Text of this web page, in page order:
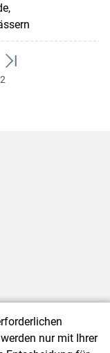
zum
|Barrierefreiheit|
nur mit Ihrer